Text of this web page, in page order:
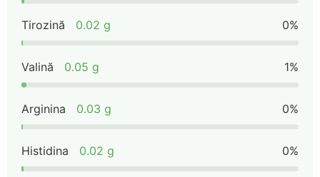
Tirozină 0.02 g 0%
Valină 0.05 g 1%
Arginina 0.03 g 0%
Histidina 0.02 g 0%